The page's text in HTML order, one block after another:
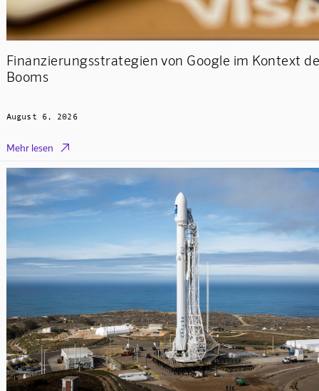
Finanzierungsstrategien von Google im Kontext
Booms
August 6, 2026
Mehr lesen 